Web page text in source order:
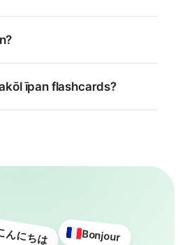
īpan flashcards?
んにちは Bonjour